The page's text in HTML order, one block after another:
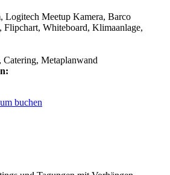
Logitech Meetup Kamera, Barco
Flipchart, Whiteboard, Klimaanlage,
Metaplanwand
buchen